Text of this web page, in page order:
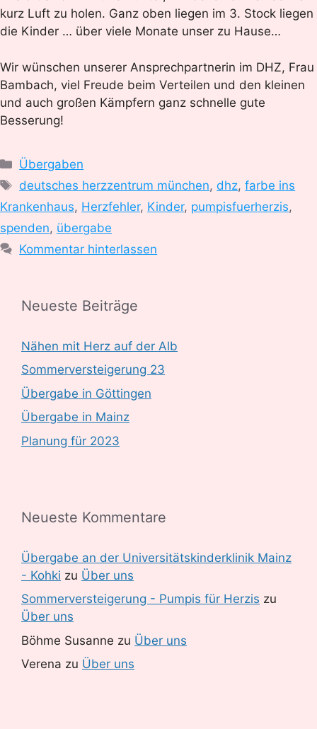
kurz Luft zu holen. Ganz oben liegen im 3. Stock liegen
die Kinder … über viele Monate unser zu Hause…
Wir wünschen unserer Ansprechpartnerin im DHZ, Frau
Bambach, viel Freude beim Verteilen und den kleinen
und auch großen Kämpfern ganz schnelle gute
Besserung!
Kategorien
Übergaben
Schlagwörter
deutsches herzzentrum münchen,dhz,farbe ins
Krankenhaus, Herzfehler, Kinder, pumpisfuerherzis,
spenden, übergabe
Kommentar hinterlassen
Neueste Beiträge
Nähen mit Herz auf der Alb
Sommerversteigerung 23
Übergabe in Göttingen
Übergabe in Mainz
Planung für 2023
Neueste Kommentare
Übergabe an der Universitätskinderklinik Mainz
- Kohki zu Über uns
Sommerversteigerung - Pumpis für Herzis zu
Über uns
Böhme Susanne zu Über uns
Verena zu Über uns